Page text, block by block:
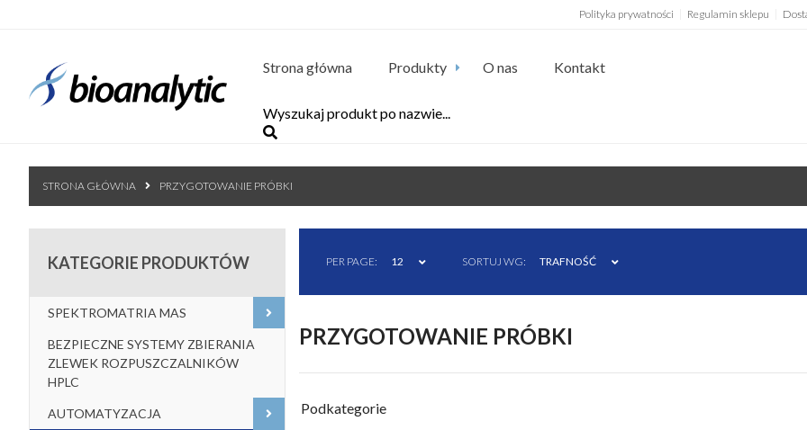
Polityka prywatności Regulamin sklepu
Strona główna Produkty O nas Kontakt
STRONA GŁÓWNA PRZYGOTOWANIE PRÓBKI
KATEGORIE PRODUKTÓW
SPEKTROMATRIA MAS
BEZPIECZNE SYSTEMY ZBIERANIA
ZLEWEK ROZPUSZCZALNIKÓW
HPLC
AUTOMATYZACJA
PER PAGE: 12 SORTUJ WG: TRAFNOŚĆ
PRZYGOTOWANIE PRÓBKI
Podkategorie